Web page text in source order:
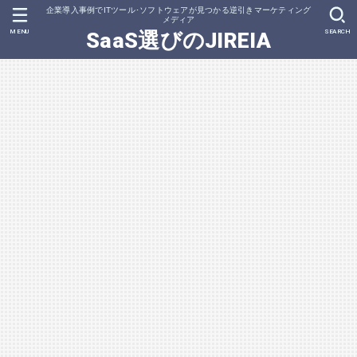
企業導入事例でITツール･ソフトウェアが見つかる逆引きマーケティング
メディア
SaaS選びのJIREIA SEARCH
MENU